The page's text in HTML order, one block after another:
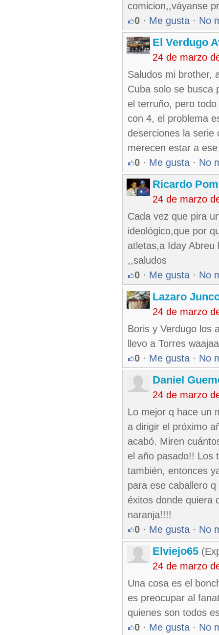
comicion,,váyanse
0 · Me gusta · No
El Verdugo
24 de marzo
Saludos mi brother,
Cuba solo se busca
el terruño, pero
con 4, el problema
deserciones la serie
merecen estar a
0 · Me gusta · No
Ricardo
24 de marzo
Cada vez que pira
ideológico,que por
atletas,a Iday Abreu
,,saludos
0 · Me gusta · No
Lazaro
24 de marzo
Boris y Verdugo los
llevo a Torres
0 · Me gusta · No
Daniel
24 de marzo
Lo mejor q hace un
a dirigir el próximo
acabó. Miren
el año pasado!! Los
también, entonces
para ese caballero
éxitos donde quiera
naranja!!!!
0 · Me gusta · No
Elviejo65
24 de marzo
Una cosa es el
es preocupar al
quienes son todos
0 · Me gusta · No